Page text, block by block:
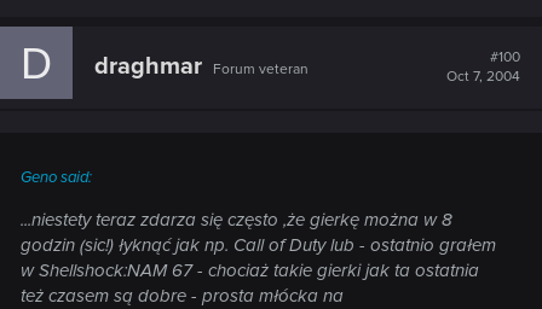
D draghmar Forum veteran
#100
Oct 7, 2004
Geno said:
...niestety teraz zdarza się często ,że gierkę można w 8
godzin (sic!) łyknąć jak np. Call of Duty lub - ostatnio grałem
w Shellshock:NAM 67 - chociaż takie gierki jak ta ostatnia
też czasem są dobre - prosta młócka na